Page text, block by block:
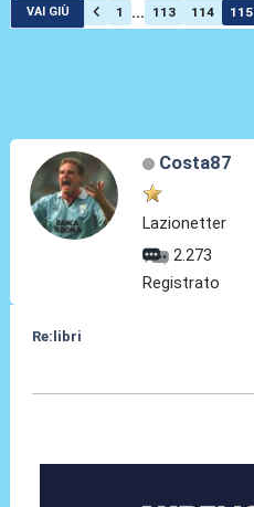
VAI GIÙ 1 ... 113 114 115
Costa87
Lazionetter
2.273
Registrato
Re:libri